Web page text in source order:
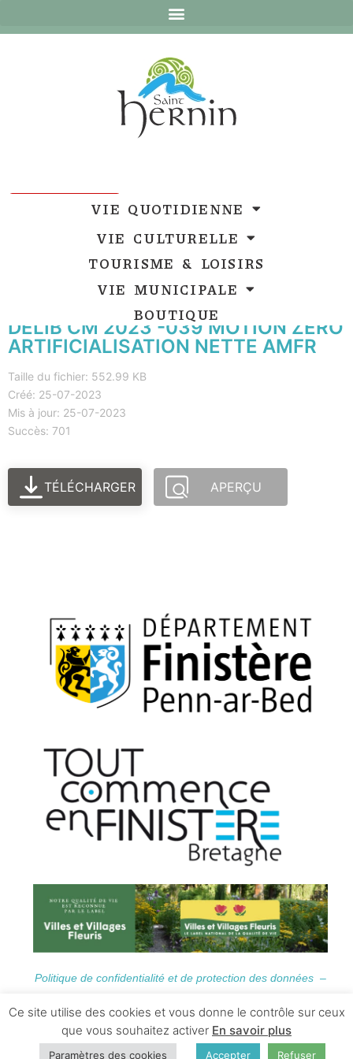
VIE QUOTIDIENNE
VIE CULTURELLE
TOURISME & LOISIRS
VIE MUNICIPALE
BOUTIQUE
DELIB CM 2023 -039 MOTION ZERO
ARTIFICIALISATION NETTE AMFR
Taille du fichier: 552.99 KB
Créé: 25-07-2023
Mis à jour: 25-07-2023
Succès: 701
TÉLÉCHARGER APERÇU
Politique de confidentialité et de protection des données –
Informations Légales
Ce site utilise des cookies et vous donne le contrôle sur ceux
que vous souhaitez activer En savoir plus
Paramètres des cookies Accepter Refuser